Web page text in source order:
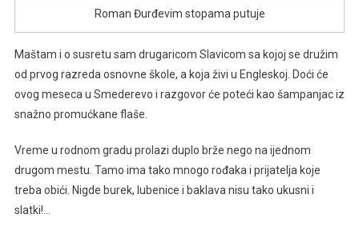
Roman Đurđevim stopama putuje
Maštam i o susretu sam drugaricom Slavicom sa kojoj se družim
od prvog razreda osnovne škole, a koja živi u Engleskoj. Doći će
ovog meseca u Smederevo i razgovor će poteći kao šampanjac iz
snažno promućkane flaše.
Vreme u rodnom gradu prolazi duplo brže nego na ijednom
drugom mestu. Tamo ima tako mnogo rođaka i prijatelja koje
treba obići. Nigde burek, lubenice i baklava nisu tako ukusni i
slatki!…